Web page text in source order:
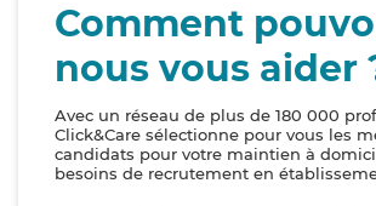
Comment
nous vous aider
Avec un réseau de plus de 180 000
Click&Care sélectionne pour vous les
candidats pour votre maintien à
besoins de recrutement en